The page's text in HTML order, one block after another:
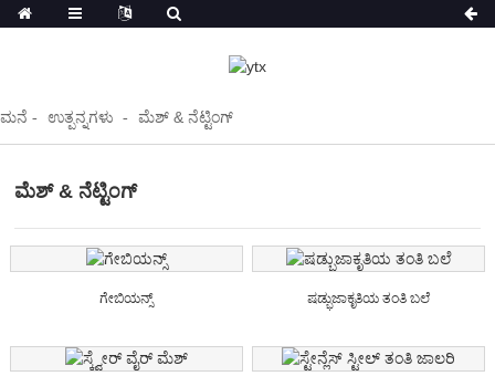
ಮನೆ ಉತ್ಪನ್ನಗಳು ಮೆಶ್ & ನೆಟ್ಟಿಂಗ್
ಮೆಶ್ & ನೆಟ್ಟಿಂಗ್
ಗೇಬಿಯನ್ಸ್ ಷಡ್ಭುಜಾಕೃತಿಯ ತಂತಿ ಬಲೆ